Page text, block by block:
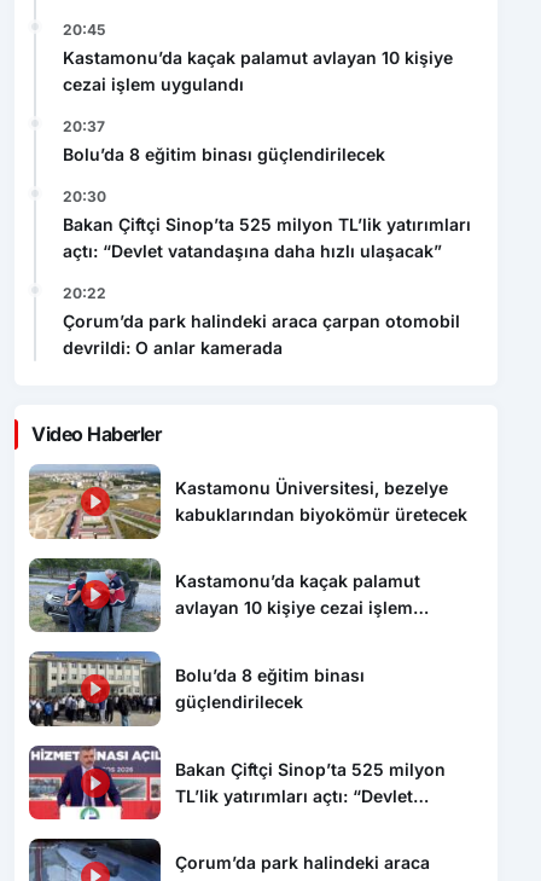
20:45
Kastamonu’da kaçak palamut avlayan 10 kişiye
cezai işlem uygulandı
20:37
Bolu’da 8 eğitim binası güçlendirilecek
20:30
Bakan Çiftçi Sinop’ta 525 milyon TL’lik yatırımları
açtı: “Devlet vatandaşına daha hızlı ulaşacak”
20:22
Çorum’da park halindeki araca çarpan otomobil
devrildi: O anlar kamerada
Video Haberler
Kastamonu Üniversitesi, bezelye
kabuklarından biyokömür üretecek
Kastamonu’da kaçak palamut
avlayan 10 kişiye cezai işlem
Bolu’da 8 eğitim binası
güçlendirilecek
Bakan Çiftçi Sinop’ta 525 milyon
TL’lik yatırımları açtı: “Devlet
Çorum’da park halindeki araca